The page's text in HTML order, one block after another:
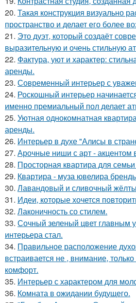
20. Такая конструкция визуально
пространство и делает его более
21. Это дуэт, который создаёт
выразительную и очень стильную
22. Фактура, уют и характер:
аренды.
23. Современный интерьер с
24. Роскошный интерьер
именно премиальный пол делает
25. Уютная однокомнатная
аренды.
26. Интерьер в духе "Алисы в
27. Арочные ниши с арт - акцентом
28. Просторная квартира для
29. Квартира - муза ювелира
30. Лавандовый и сливочный
31. Идеи, которые хочется
32. Лаконичность со стилем.
33. Сочный зеленый цвет главным
интерьера стал.
34. Правильное расположение
встраивается не , внимание, только
комфорт.
35. Интерьер с характером для
36. Комната в ожидании будущего.